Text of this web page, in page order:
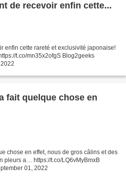
de recevoir enfin cette...
enfin cette rareté et exclusivité japonaise!
t.co/mn35x2ofgS Blog2geeks
fait quelque chose en
chose en effet, nous de gros câlins et des
pleurs a… https://t.co/LQ6vMyBmxB
01, 2022